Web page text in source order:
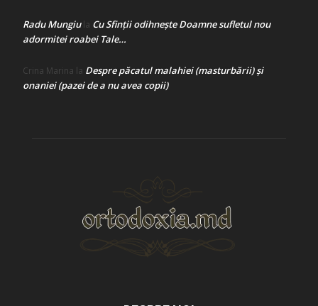
Radu Mungiula Cu Sfinții odihnește Doamne sufletul nou
adormitei roabei Tale…
Crina Marina la Despre păcatul malahiei (masturbării) şi
onaniei (pazei de a nu avea copii)